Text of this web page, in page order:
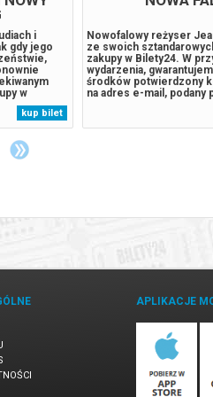
i
gdy jego
w
na adres...
kup bilet
Nowofalowy reżyser
ze swoich
zakupy w Bilety24. W
wydarzenia,
środków potwierdzony
na adres e-mail, podany
APLIKACJE